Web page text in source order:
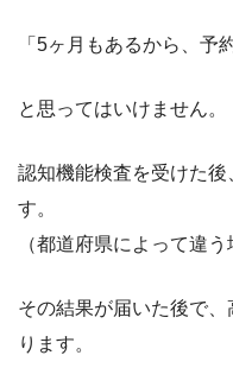
「5ヶ月もあるから、予
と思ってはいけません。
認知機能検査を受けた後
す。
（都道府県によって違
その結果が届いた後で
ります。